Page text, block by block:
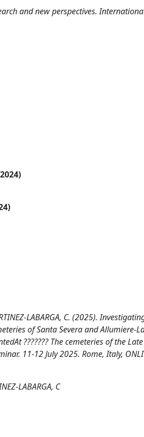
and new perspectives.
LABARGA, C. (2025).
of Santa Severa and Allumiere-La
??????? The cemeteries of the
11-12 July 2025. Rome, Italy,
LABARGA, C